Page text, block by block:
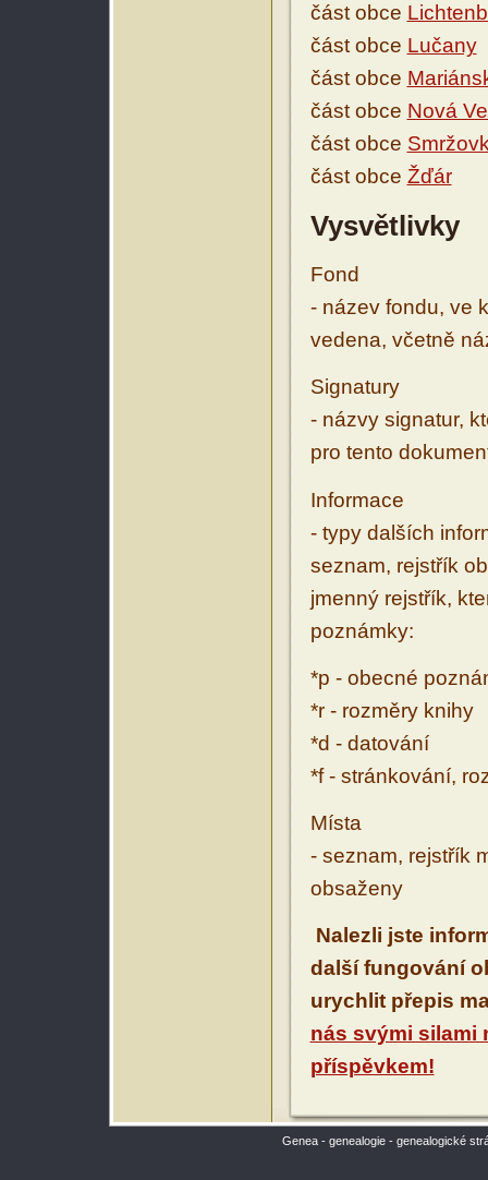
část obce
část obce Lučany
část obce
část obce Nová
část obce
část obce Žďár
Vysvětlivky
Fond
- název fondu, ve
vedena, včetně
Signatury
- názvy signatur,
pro tento
Informace
- typy dalších
seznam, rejstřík
jmenný rejstřík,
poznámky:
*p - obecné
*r - rozměry knihy
*d - datování
*f - stránkování,
Místa
- seznam, rejstřík
obsaženy
Nalezli jste
další fungování
urychlit přepis
nás svými silami
příspěvkem!
Genea - genealogie - genealogické